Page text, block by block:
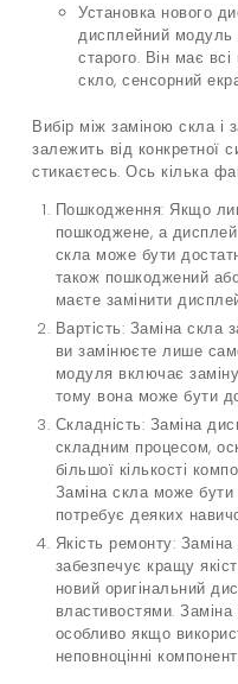
Установка нового
дисплейний модуль
старого. Він має
скло, сенсорний
Вибір між заміною скла і
залежить від конкретної
стикаєтесь. Ось кілька
Пошкодження: Якщо
пошкоджене, а
скла може бути
також пошкоджений
маєте замінити
Вартість: Заміна скла
ви замінюєте лише
модуля включає заміну
тому вона може бути
Складність: Заміна
складним процесом,
більшої кількості
Заміна скла може
потребує деяких
Якість ремонту:
забезпечує кращу
новий оригінальний
властивостями.
особливо якщо
неповноцінні